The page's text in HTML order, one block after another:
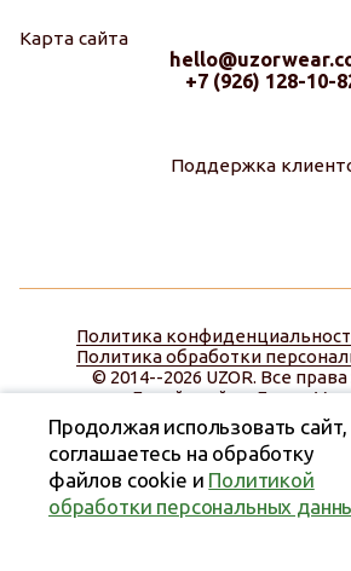
Карта сайта
+7 (926) 128-10-
Поддержка
Политика
Политика обработки
© 2014--2026 UZOR. Все
Дизайн сайта:Диана
Продолжая использовать
соглашаетесь на обработку
файлов cookie и Политикой
обработки персональных